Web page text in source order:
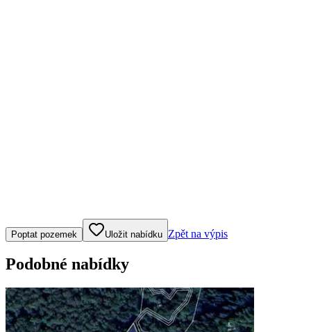
Klepněte nebo klikněte pro ovládání mapy
Poptat pozemek Uložit nabídku Zpět na výpis
Podobné nabídky